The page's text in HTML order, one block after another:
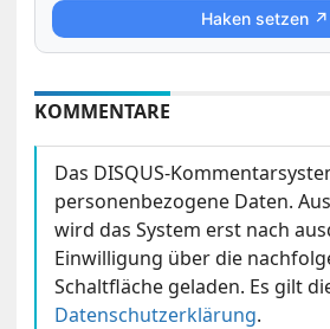
Haken setzen ↗
KOMMENTARE
Das DISQUS-
personenbezogene Daten.
wird das System erst nach
Einwilligung über die
Schaltfläche geladen. Es gilt
Datenschutzerklärung.